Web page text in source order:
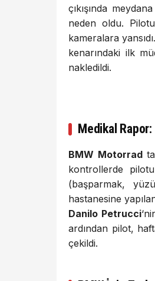
çıkışında
neden oldu.
kameralara
kenarındaki ilk
nakledildi.
Medikal Rapor:
BMW Motorrad
kontrollerde
(başparmak,
hastanesine
Danilo Petrucci
ardından pilot,
çekildi.